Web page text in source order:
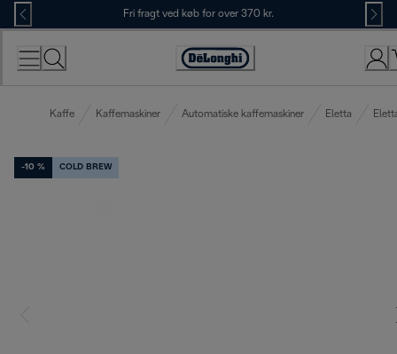
Skip
to
Content
Fri fragt ved køb for over 370 kr.
Accessibility
Kaffe Kaffemaskiner Automatiske kaffemaskiner Eletta
-10 % COLD BREW